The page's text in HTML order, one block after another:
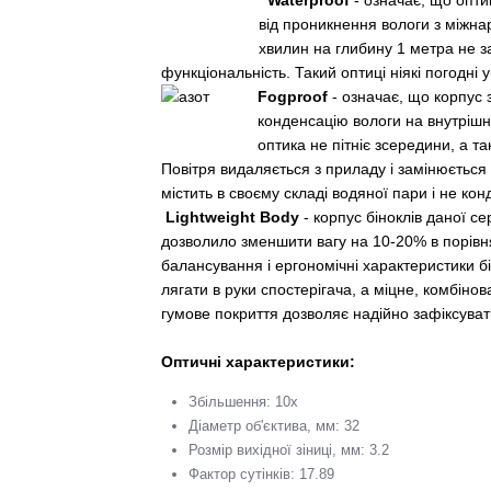
від проникнення вологи з
хвилин на глибину 1 метра не
функціональність. Такий оптиці ніякі
Fogproof - означає, що корпус
конденсацію вологи на
оптика не пітніє зсередини, а
Повітря видаляється з приладу і
містить в своєму складі водяної пари і не
Lightweight Body - корпус біноклів даної
дозволило зменшити вагу на 10-20% в
балансування і ергономічні
лягати в руки спостерігача, а міцне,
гумове покриття дозволяє надійно
Оптичні характеристики:
Збільшення: 10x
Діаметр об'єктива, мм: 32
Розмір вихідної зіниці, мм: 3.2
Фактор сутінків: 17.89